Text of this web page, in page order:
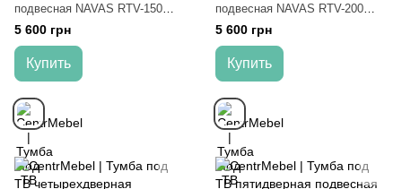
подвесная NAVAS RTV-150
(графіт)
5 600 грн
Купить
подвесная NAVAS RTV-200
(белый)
5 600 грн
Купить